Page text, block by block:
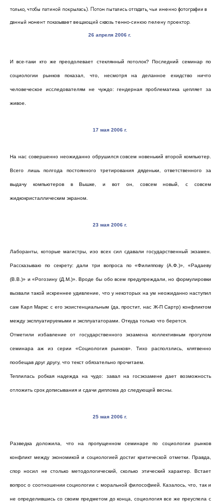
только, чтобы патиной покрылась). Потом пытались отгадать, чьи именно фотографии в
данный момент показывает вещающий сквозь темно-синюю пелену проектор.
26 апреля 2006 г.
И все-таки кто же преодолевает стеклянный потолок? Последний семинар по
социологии рынков показал, что, несмотря на деланное ехидство ничто
человеческое исследователям не чуждо: гендерная проблематика цепляет за
живое.
17 мая 2006 г.
На нас совершенно неожиданно обрушился совсем новенький второй компьютер.
Всего лишь полгода постоянного третирования дяденьки, ответственного за
выдачу компьютеров в Вышке, и вот он, совсем новый, с совсем
жидкокристаллическим экраном.
23 мая 2006 г.
Лаборанты, которые магистры, изо всех сил сдавали государственный экзамен.
Рассказываю по секрету: дали три вопроса по «Филиппову (А.Ф.)», «Радаеву
(В.В.)» и «Рогозину (Д.М.)». Вроде бы обо всем предупреждали, но формулировки
вызвали такой искреннее удивление, что у некоторых на ум неожиданно наступил
сам Карл Маркс с его экзистенциальным (да, простит, нас Ж-П Сартр) конфликтом
между эксплуатируемыми и эксплуататорами. Откуда только что берется.
Отметили избавление от государственного экзамена коллективным прогулом
семинара аж из серии «Социология рынков». Тихо расползлись, клятвенно
пообещав друг другу, что текст обязательно прочитаем.
Теплилась робкая надежда на чудо: завал на госэкзамене дает возможность
отложить срок дописывания и сдачи диплома до следующей весны.
25 мая 2006 г.
Разведка доложила, что на пропущенном семинаре по социологии рынков
конфликт между экономикой и социологией достиг критической отметки. Правда,
спор носил не столько методологический, сколько этический характер. Встает
вопрос о соотношении социологии с моральной философией. Казалось, что, так и
не определившись со своим предметом до конца, социология все же преуспела с